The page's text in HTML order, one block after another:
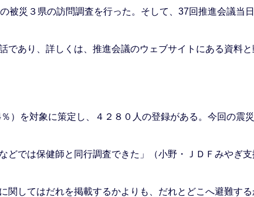
災３県の訪問調査を行った。そして、37回推進会議当
あり、詳しくは、推進会議のウェブサイトにある資料と
を対象に策定し、４２８０人の登録がある。今回の震
では保健師と同行調査できた」（小野・ＪＤＦみやぎ
してはだれを掲載するかよりも、だれとどこへ避難する